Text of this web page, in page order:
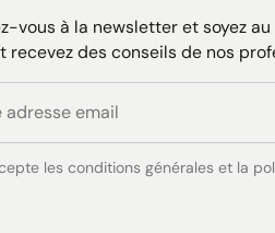
vous à la newsletter et soyez
recevez des conseils de nos
les conditions générales et la